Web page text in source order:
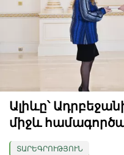
Ալիևը՝
միջև
ՏԱՐԵԳՐՈՒԹՅՈՒՆ